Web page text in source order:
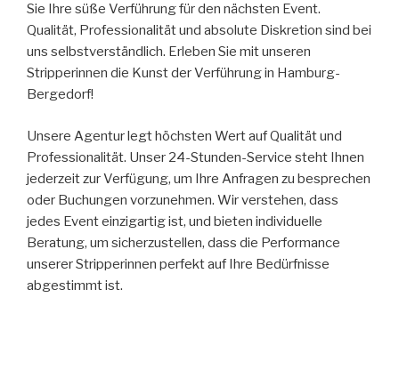
Sie Ihre süße Verführung für den nächsten Event.
Qualität, Professionalität und absolute Diskretion sind bei
uns selbstverständlich. Erleben Sie mit unseren
Stripperinnen die Kunst der Verführung in Hamburg-
Bergedorf!
Unsere Agentur legt höchsten Wert auf Qualität und
Professionalität. Unser 24-Stunden-Service steht Ihnen
jederzeit zur Verfügung, um Ihre Anfragen zu besprechen
oder Buchungen vorzunehmen. Wir verstehen, dass
jedes Event einzigartig ist, und bieten individuelle
Beratung, um sicherzustellen, dass die Performance
unserer Stripperinnen perfekt auf Ihre Bedürfnisse
abgestimmt ist.